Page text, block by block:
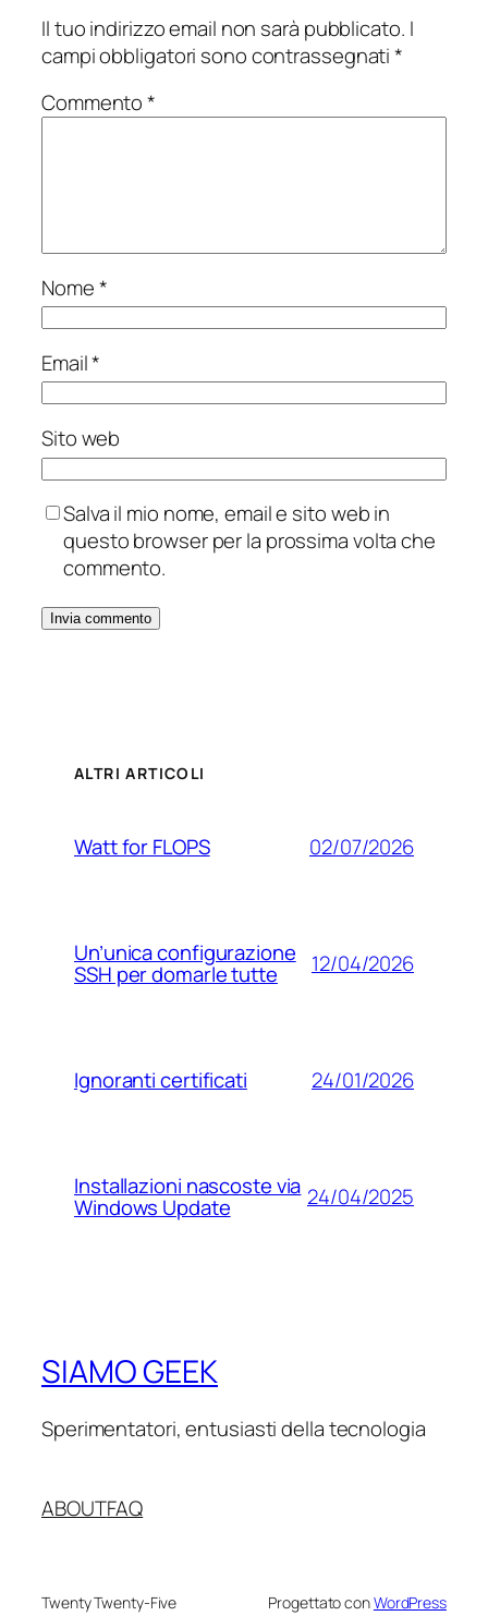
Il tuo indirizzo email non sarà pubblicato. I
campi obbligatori sono contrassegnati*
Commento*
Nome*
Email*
Sito web
Salva il mio nome, email e sito web in
questo browser per la prossima volta che
commento.
ALTRI ARTICOLI
Watt for FLOPS 02/07/2026
Un’unica configurazione
SSH per domarle tutte 12/04/2026
Ignoranti certificati 24/01/2026
Installazioni nascoste via
Windows Update 24/04/2025
SIAMO GEEK
Sperimentatori, entusiasti della tecnologia
ABOUTFAQ
Twenty Twenty-Five Progettato conWordPress